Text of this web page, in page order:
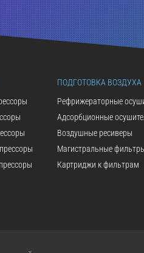
ПОДГОТОВКА ВОЗДУХА
Рефрижераторные
Адсорбционные
Воздушные ресиверы
Магистральные
Картриджи к фильтрам